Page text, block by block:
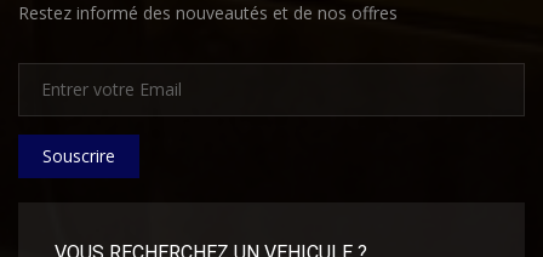
Restez informé des nouveautés et de nos offres
Souscrire